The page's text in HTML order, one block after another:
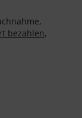
bezahlen,